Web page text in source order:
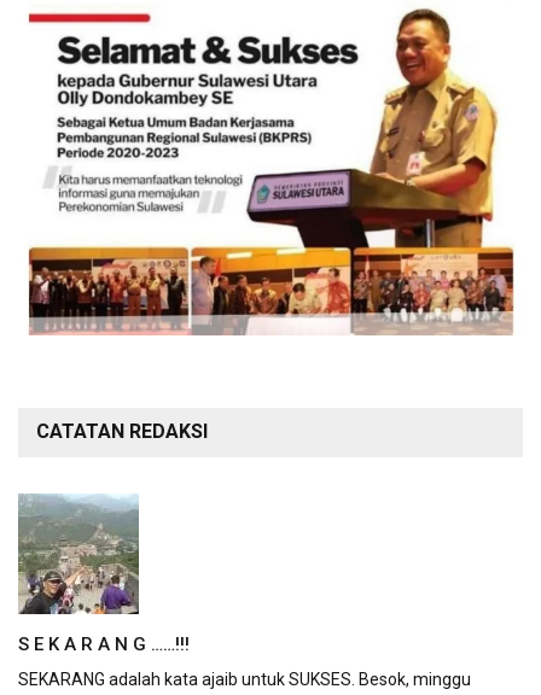
CATATAN REDAKSI
S E K A R A N G ……!!!
SEKARANG adalah kata ajaib untuk SUKSES. Besok, minggu